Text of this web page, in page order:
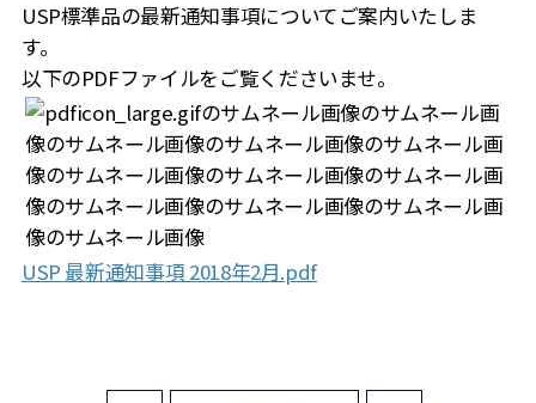
USP標準品の最新通知事項についてご案内いたしま
す。
以下のPDFファイルをご覧くださいませ。
USP 最新通知事項 2018年2月.pdf